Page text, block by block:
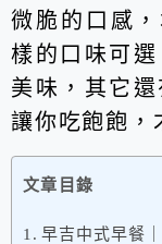
微脆的口感
樣的口味可
美味，其它
讓你吃飽飽，
文章目錄
早吉中式早餐